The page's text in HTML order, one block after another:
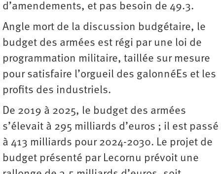
d’amendements, et pas besoin de 49.3.
Angle mort de la discussion budgétaire, le
budget des armées est régi par une loi de
programmation militaire, taillée sur mesure
pour satisfaire l’orgueil des galonnéEs et les
profits des industriels.
De 2019 à 2025, le budget des armées
s’élevait à 295 milliards d’euros ; il est passé
à 413 milliards pour 2024-2030. Le projet de
budget présenté par Lecornu prévoit une